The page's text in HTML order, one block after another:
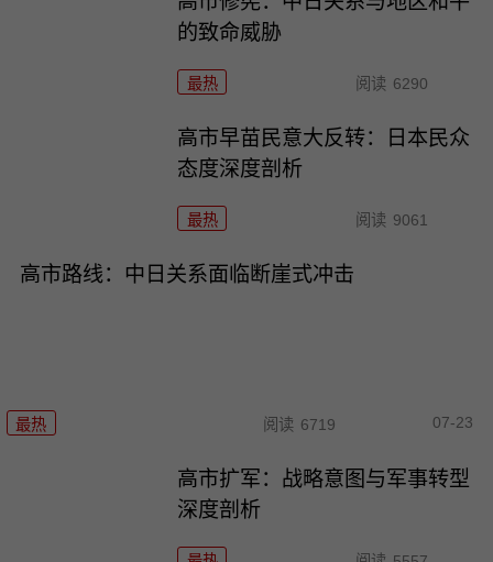
的致命威胁
最热 阅读 6290
高市早苗民意大反转：日本民众
态度深度剖析
最热 阅读 9061
高市路线：中日关系面临断崖式冲击
最热 阅读 6719 07-23
高市扩军：战略意图与军事转型
深度剖析